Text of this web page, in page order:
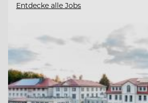
Entdecke alle Jobs